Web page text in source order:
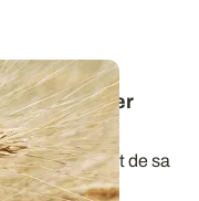
assurer
élevés ?
étroitement de sa